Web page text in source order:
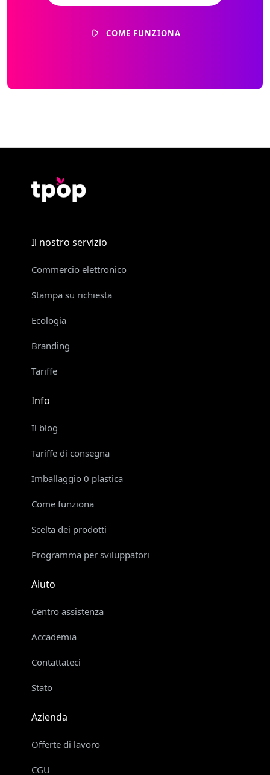
COME FUNZIONA
Il nostro servizio
Commercio elettronico
Stampa su richiesta
Ecologia
Branding
Tariffe
Info
Il blog
Tariffe di consegna
Imballaggio 0 plastica
Come funziona
Scelta dei prodotti
Programma per sviluppatori
Aiuto
Centro assistenza
Accademia
Contattateci
Stato
Azienda
Offerte di lavoro
CGU